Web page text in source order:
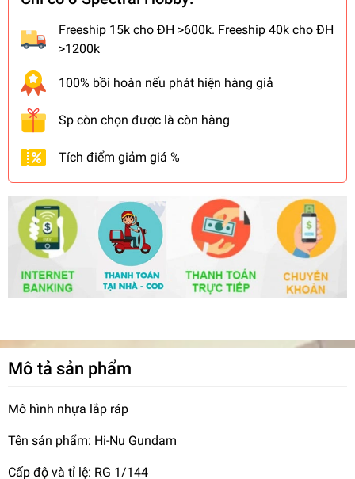
Freeship 15k cho ĐH >600k. Freeship 40k cho ĐH
>1200k
100% bồi hoàn nếu phát hiện hàng giả
Sp còn chọn được là còn hàng
Tích điểm giảm giá %
Mô tả sản phẩm
Mô hình nhựa lắp ráp
Tên sản phẩm: Hi-Nu Gundam
Cấp độ và tỉ lệ: RG 1/144